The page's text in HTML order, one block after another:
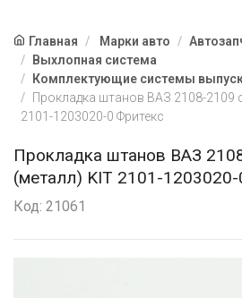
Главная Марки авто
Выхлопная система
Комплектующие системы
Прокладка штанов ВАЗ 2108-2109
2101-1203020-0 Фритекс
Прокладка штанов ВАЗ
(металл) KIT 2101-
Код: 21061